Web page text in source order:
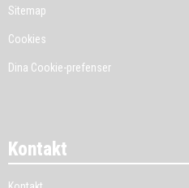
Sitemap
Cookies
Dina Cookie-prefenser
Kontakt